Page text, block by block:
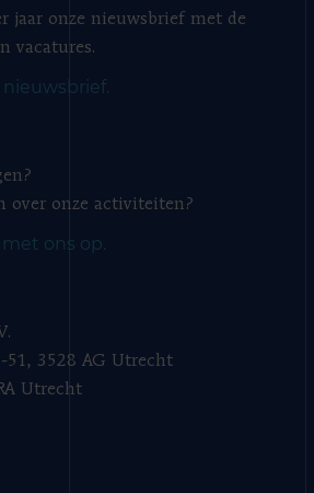
jaar onze nieuwsbrief met de
vacatures.
nieuwsbrief.
over onze activiteiten?
ons op.
51, 3528 AG Utrecht
Utrecht